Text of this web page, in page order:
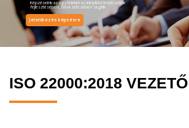
Képzéseink az ügyfeleket az irányítási rendszereik
fejlesztésében, bevezetésében segítik
Jelentkezés képzésre
ISO 22000:2018